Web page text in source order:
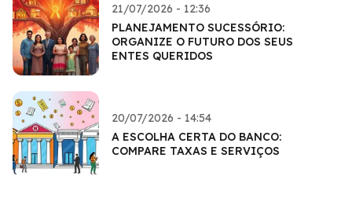
21/07/2026 - 12:36
PLANEJAMENTO SUCESSÓRIO:
ORGANIZE O FUTURO DOS SEUS
ENTES QUERIDOS
20/07/2026 - 14:54
A ESCOLHA CERTA DO BANCO:
COMPARE TAXAS E SERVIÇOS